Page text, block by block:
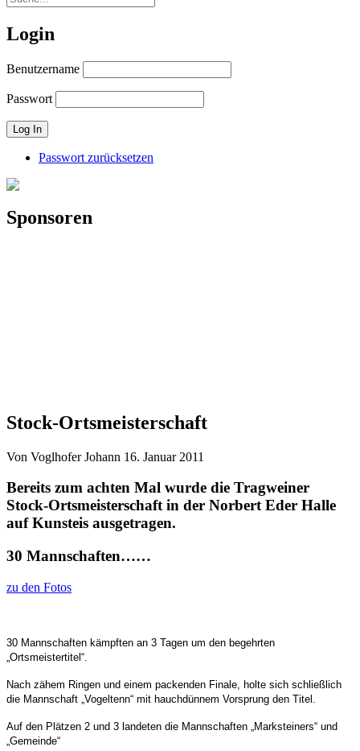
Login
Benutzername
Passwort
Passwort zurücksetzen
Sponsoren
Stock-Ortsmeisterschaft
Von Voglhofer Johann 16. Januar 2011
Bereits zum achten Mal wurde die Tragweiner
Stock-Ortsmeisterschaft in der Norbert Eder Halle
auf Kunsteis ausgetragen.
30 Mannschaften……
zu den Fotos
30 Mannschaften kämpften an 3 Tagen um den begehrten
„Ortsmeistertitel“.
Nach zähem Ringen und einem packenden Finale, holte sich schließlich
die Mannschaft „Vogeltenn“ mit hauchdünnem Vorsprung den Titel.
Auf den Plätzen 2 und 3 landeten die Mannschaften „Marksteiners“ und
„Gemeinde“